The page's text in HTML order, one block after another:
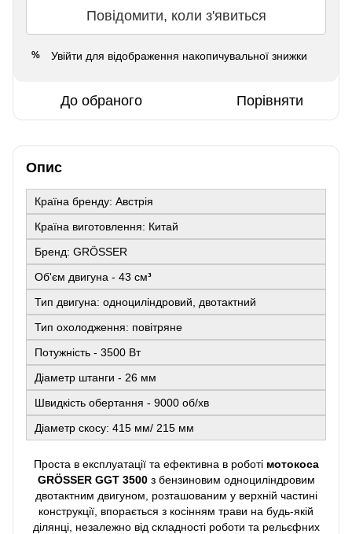
Повідомити, коли з'явиться
% Увійти для відображення накопичувальної знижки
До обраного Порівняти
Опис
Країна бренду: Австрія
Країна виготовлення: Китай
Бренд: GRÖSSER
Об'єм двигуна - 43 см³
Тип двигуна: одноциліндровий, двотактний
Тип охолодження: повітряне
Потужність - 3500 Вт
Діаметр штанги - 26 мм
Швидкість обертання - 9000 об/хв
Діаметр скосу: 415 мм/ 215 мм
Проста в експлуатації та ефективна в роботі мотокоса
GRÖSSER GGT 3500з бензиновим одноциліндровим
двотактним двигуном, розташованим у верхній частині
конструкції, впорається з косінням трави на будь-якій
ділянці, незалежно від складності роботи та рельєфних